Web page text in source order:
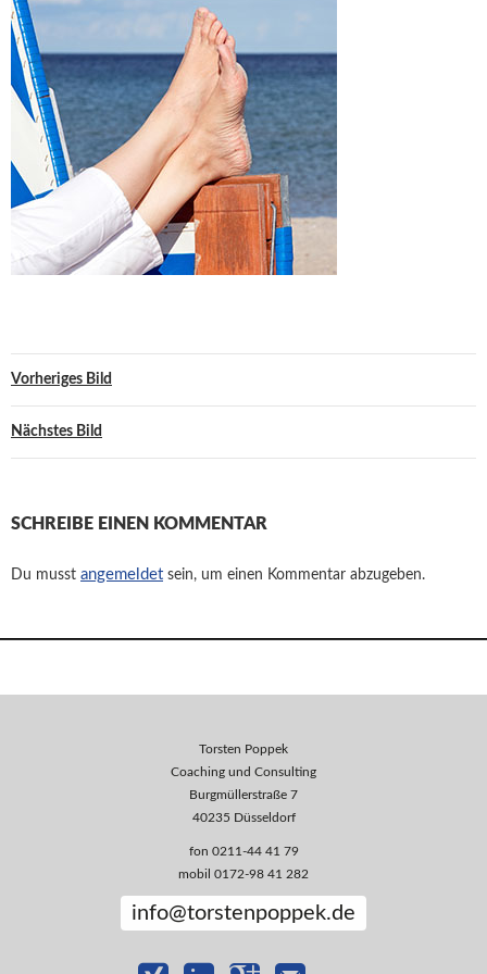
Vorheriges Bild
Nächstes Bild
SCHREIBE EINEN KOMMENTAR
Du musst angemeldet sein, um einen Kommentar abzugeben.
Torsten Poppek
Coaching und Consulting
Burgmüllerstraße 7
40235 Düsseldorf
fon 0211-44 41 79
mobil 0172-98 41 282
info@torstenpoppek.de